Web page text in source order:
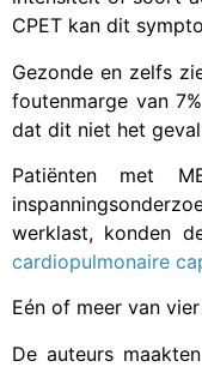
CPET kan dit
Gezonde en zelfs
foutenmarge van
dat dit niet het
Patiënten met
werklast, konden
cardiopulmonaire
Eén of meer van
De auteurs